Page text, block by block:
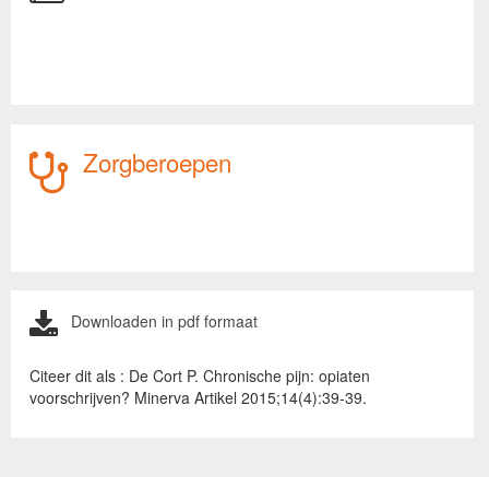
Zorgberoepen
Downloaden in pdf formaat
Citeer dit als : De Cort P. Chronische pijn: opiaten
voorschrijven? Minerva Artikel 2015;14(4):39-39.